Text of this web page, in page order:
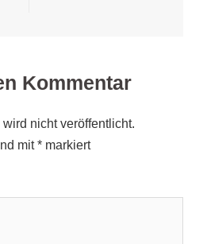
Kommentar
nicht veröffentlicht.
mit* markiert